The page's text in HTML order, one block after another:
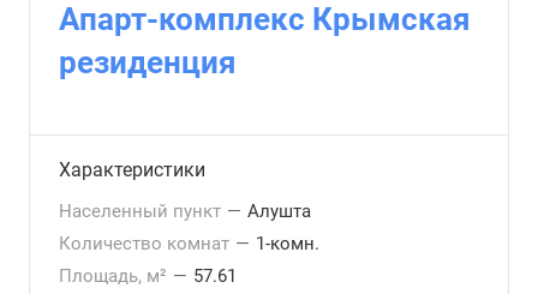
Апарт-комплекс Крымская
резиденция
Характеристики
Населенный пункт — Алушта
Количество комнат — 1-комн.
Площадь, м² — 57.61